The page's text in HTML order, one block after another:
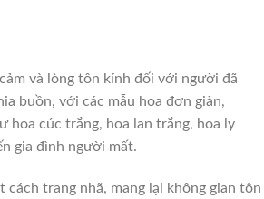
và lòng tôn kính đối với người đã
buồn, với các mẫu hoa đơn giản,
cúc trắng, hoa lan trắng, hoa ly
gia đình người mất.
trang nhã, mang lại không gian tôn